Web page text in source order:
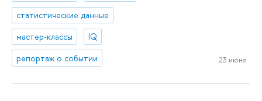
статистические данные
мастер-классы
IQ
репортаж о событии
23 июня